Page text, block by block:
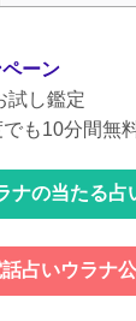
ーン
試し鑑定
も10分間無
ナの当たる占
占いウラナ